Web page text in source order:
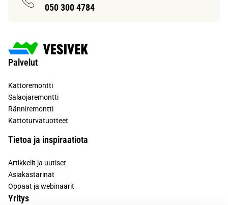
050 300 4784
Palvelut
Kattoremontti
Salaojaremontti
Ränniremontti
Kattoturvatuotteet
Tietoa ja inspiraatiota
Artikkelit ja uutiset
Asiakastarinat
Oppaat ja webinaarit
Yritys